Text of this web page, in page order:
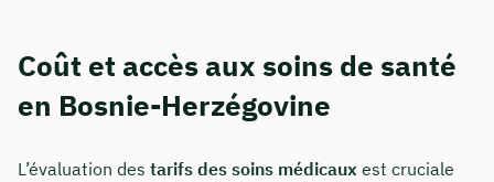
Coût et accès aux soins de santé
en Bosnie-Herzégovine
L’évaluation des tarifs des soins médicaux est cruciale